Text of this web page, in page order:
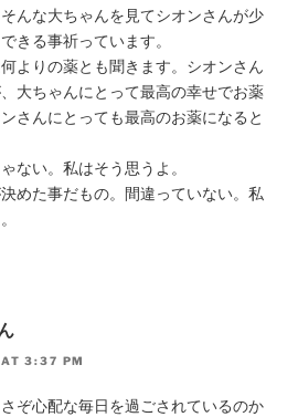
んな大ちゃんを見てシオンさんが少
きる事祈っています。
何よりの薬とも聞きます。シオンさん
大ちゃんにとって最高の幸せでお薬
さんにとっても最高のお薬になると
ない。私はそう思うよ。
めた事だもの。間違っていない。私
3:37 PM
ぞ心配な毎日を過ごされているのか